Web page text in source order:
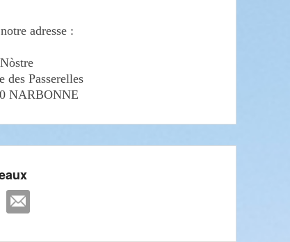
adresse :
des Passerelles
NARBONNE